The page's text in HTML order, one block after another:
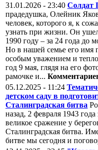
31.01.2026 - 23:40 Солдат
прадедушка, Олейник
человек, которого я, к
узнать при жизни. Он
1990 году – за 24 года до
Но в нашей семье его имя
особым уважением и
год 9 мая, глядя на его
рамочке и...
05.12.2025 - 11:24
детском саду в
Сталинградская битва
назад, 2 февраля 1943 года
великое сражение у
Сталинградская битва.
битве мы сегодня и